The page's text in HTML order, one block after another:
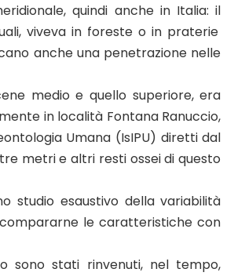
quindi anche in Italia: il
viveva in foreste o in praterie
anche una penetrazione nelle
medio e quello superiore, era
in località Fontana Ranuccio,
Umana (IsIPU) diretti dal
metri e altri resti ossei di questo
studio esaustivo della variabilità
le caratteristiche con
sono stati rinvenuti, nel tempo,